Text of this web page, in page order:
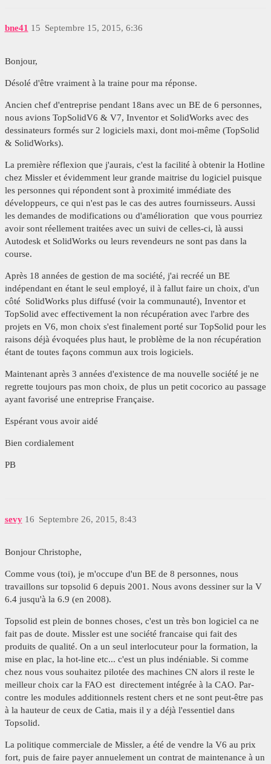
bne41 Septembre 15, 2015, 6:36
15
Bonjour,
Désolé d'être vraiment à la traine pour ma réponse.
Ancien chef d'entreprise pendant 18ans avec un BE de 6 personnes,
nous avions TopSolidV6 & V7, Inventor et SolidWorks avec des
dessinateurs formés sur 2 logiciels maxi, dont moi-même (TopSolid
& SolidWorks).
La première réflexion que j'aurais, c'est la facilité à obtenir la Hotline
chez Missler et évidemment leur grande maitrise du logiciel puisque
les personnes qui répondent sont à proximité immédiate des
développeurs, ce qui n'est pas le cas des autres fournisseurs. Aussi
les demandes de modifications ou d'amélioration que vous pourriez
avoir sont réellement traitées avec un suivi de celles-ci, là aussi
Autodesk et SolidWorks ou leurs revendeurs ne sont pas dans la
course.
Après 18 années de gestion de ma société, j'ai recréé un BE
indépendant en étant le seul employé, il à fallut faire un choix, d'un
côté SolidWorks plus diffusé (voir la communauté), Inventor et
TopSolid avec effectivement la non récupération avec l'arbre des
projets en V6, mon choix s'est finalement porté sur TopSolid pour les
raisons déjà évoquées plus haut, le problème de la non récupération
étant de toutes façons commun aux trois logiciels.
Maintenant après 3 années d'existence de ma nouvelle société je ne
regrette toujours pas mon choix, de plus un petit cocorico au passage
ayant favorisé une entreprise Française.
Espérant vous avoir aidé
Bien cordialement
PB
sevy Septembre 26, 2015, 8:43
16
Bonjour Christophe,
Comme vous (toi), je m'occupe d'un BE de 8 personnes, nous
travaillons sur topsolid 6 depuis 2001. Nous avons dessiner sur la V
6.4 jusqu'à la 6.9 (en 2008).
Topsolid est plein de bonnes choses, c'est un très bon logiciel ca ne
fait pas de doute. Missler est une société francaise qui fait des
produits de qualité. On a un seul interlocuteur pour la formation, la
mise en plac, la hot-line etc... c'est un plus indéniable. Si comme
chez nous vous souhaitez pilotée des machines CN alors il reste le
meilleur choix car la FAO est directement intégrée à la CAO. Par-
contre les modules additionnels restent chers et ne sont peut-être pas
à la hauteur de ceux de Catia, mais il y a déjà l'essentiel dans
Topsolid.
La politique commerciale de Missler, a été de vendre la V6 au prix
fort, puis de faire payer annuelement un contrat de maintenance à un